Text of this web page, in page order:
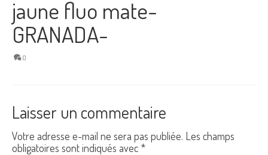
jaune fluo mate-
GRANADA-
0
Laisser un commentaire
Votre adresse e-mail ne sera pas publiée. Les champs
obligatoires sont indiqués avec *